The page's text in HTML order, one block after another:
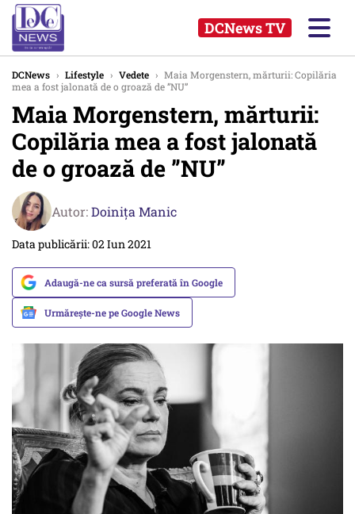
DCNews TV
DCNews › Lifestyle › Vedete › Maia Morgenstern, mărturii: Copilăria
mea a fost jalonată de o groază de ”NU”
Maia Morgenstern, mărturii:
Copilăria mea a fost jalonată
de o groază de ”NU”
Autor:Doinița Manic
Data publicării: 02 Iun 2021
Adaugă-ne ca sursă preferată în Google
Urmărește-ne pe Google News